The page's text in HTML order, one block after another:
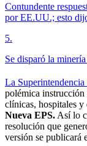
Contundente
por EE.UU.; esto
5.
Se disparó la
La
polémica instrucción
clínicas, hospitales y
Nueva EPS. Así lo
resolución que
versión se publicará